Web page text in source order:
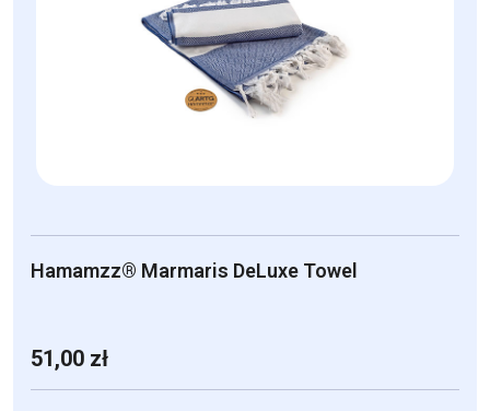
Hamamzz® Marmaris DeLuxe Towel
51,00 zł